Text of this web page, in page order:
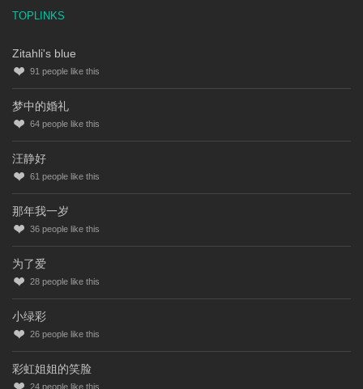
TOPLINKS
Zitahli's blue
91 people like this
梦中的婚礼
64 people like this
汪静好
61 people like this
那年我一岁
36 people like this
为了爱
28 people like this
小绿彩
26 people like this
彩虹姐姐的笑脸
24 people like this